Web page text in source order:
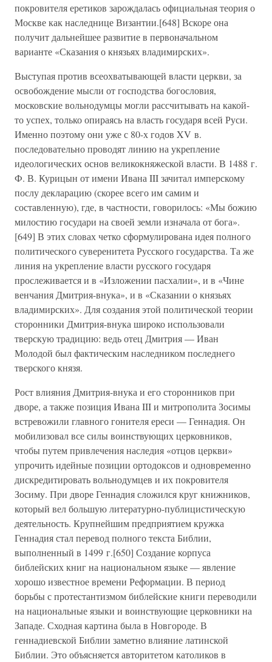
покровителя еретиков зарождалась официальная теория о
Москве как наследнице Византии.[648] Вскоре она
получит дальнейшее развитие в первоначальном
варианте «Сказания о князьях владимирских».
Выступая против всеохватывающей власти церкви, за
освобождение мысли от господства богословия,
московские вольнодумцы могли рассчитывать на какой-
то успех, только опираясь на власть государя всей Руси.
Именно поэтому они уже с 80-х годов XV в.
последовательно проводят линию на укрепление
идеологических основ великокняжеской власти. В 1488 г.
Ф. В. Курицын от имени Ивана III зачитал имперскому
послу декларацию (скорее всего им самим и
составленную), где, в частности, говорилось: «Мы божию
милостию государи на своей земли изначала от бога».
[649] В этих словах четко сформулирована идея полного
политического суверенитета Русского государства. Та же
линия на укрепление власти русского государя
прослеживается и в «Изложении пасхалии», и в «Чине
венчания Дмитрия-внука», и в «Сказании о князьях
владимирских». Для создания этой политической теории
сторонники Дмитрия-внука широко использовали
тверскую традицию: ведь отец Дмитрия — Иван
Молодой был фактическим наследником последнего
тверского князя.
Рост влияния Дмитрия-внука и его сторонников при
дворе, а также позиция Ивана III и митрополита Зосимы
встревожили главного гонителя ереси — Геннадия. Он
мобилизовал все силы воинствующих церковников,
чтобы путем привлечения наследия «отцов церкви»
упрочить идейные позиции ортодоксов и одновременно
дискредитировать вольнодумцев и их покровителя
Зосиму. При дворе Геннадия сложился круг книжников,
который вел большую литературно-публицистическую
деятельность. Крупнейшим предприятием кружка
Геннадия стал перевод полного текста Библии,
выполненный в 1499 г.[650] Создание корпуса
библейских книг на национальном языке — явление
хорошо известное времени Реформации. В период
борьбы с протестантизмом библейские книги переводили
на национальные языки и воинствующие церковники на
Западе. Сходная картина была в Новгороде. В
геннадиевской Библии заметно влияние латинской
Библии. Это объясняется авторитетом католиков в